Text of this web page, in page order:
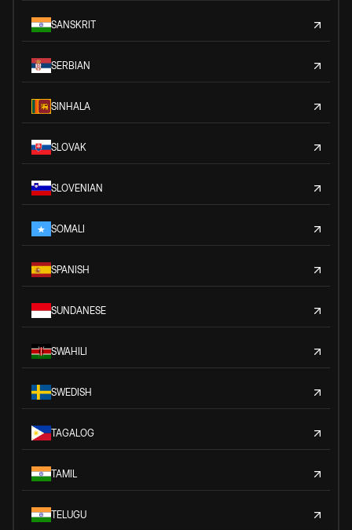
SANSKRIT
SERBIAN
SINHALA
SLOVAK
SLOVENIAN
SOMALI
SPANISH
SUNDANESE
SWAHILI
SWEDISH
TAGALOG
TAMIL
TELUGU